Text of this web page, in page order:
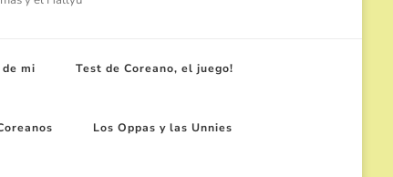
mi Test de Coreano, el juego!
Los Oppas y las Unnies